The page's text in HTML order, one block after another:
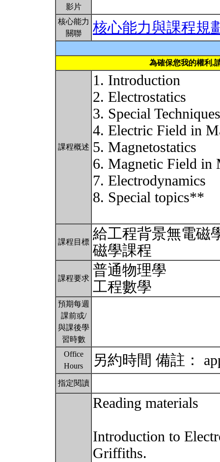
影片
核心能力
關聯
核心能力與課程規
為確保您我的權利,
課程概述
1. Introduction
2. Electrostatics
3. Special Techniques
4. Electric Field in
5. Magnetostatics
6. Magnetic Field in
7. Electrodynamics
8. Special topics**
課程目標 給工程背景無電磁
磁學課程
課程要求 普通物理學
工程數學
預期每週
課前或/
與課後學
習時數
Office
Hours
另約時間 備註：
指定閱讀
Reading materials
Introduction to
Griffiths.